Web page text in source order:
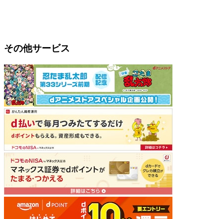
その他サービス